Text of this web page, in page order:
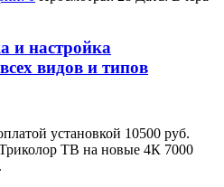
и настройка
видов и типов
установкой 10500 руб.
ТВ на новые 4К 7000